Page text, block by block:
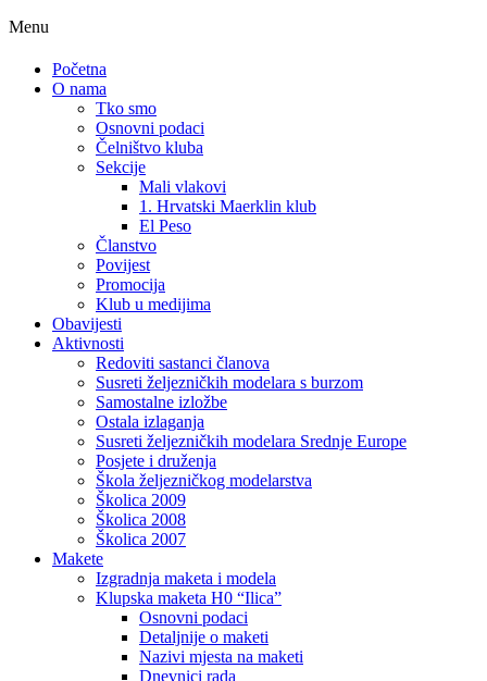
Menu
Početna
O nama
Tko smo
Osnovni podaci
Čelništvo kluba
Sekcije
Mali vlakovi
1. Hrvatski Maerklin klub
El Peso
Članstvo
Povijest
Promocija
Klub u medijima
Obavijesti
Aktivnosti
Redoviti sastanci članova
Susreti željezničkih modelara s burzom
Samostalne izložbe
Ostala izlaganja
Susreti željezničkih modelara Srednje Europe
Posjete i druženja
Škola željezničkog modelarstva
Školica 2009
Školica 2008
Školica 2007
Makete
Izgradnja maketa i modela
Klupska maketa H0 “Ilica”
Osnovni podaci
Detaljnije o maketi
Nazivi mjesta na maketi
Dnevnici rada